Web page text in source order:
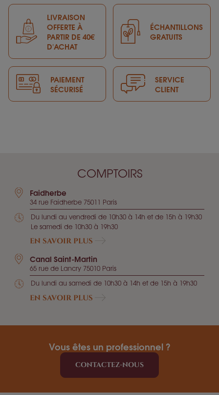
LIVRAISON
OFFERTE À
PARTIR DE 40€
D'ACHAT
ÉCHANTILLONS
GRATUITS
PAIEMENT
SÉCURISÉ
SERVICE
CLIENT
COMPTOIRS
Faidherbe
34 rue Faidherbe 75011 Paris
Du lundi au vendredi de 10h30 à 14h et de 15h à 19h30
Le samedi de 10h30 à 19h30
EN SAVOIR PLUS
Canal Saint-Martin
65 rue de Lancry 75010 Paris
Du lundi au samedi de 10h30 à 14h et de 15h à 19h30
EN SAVOIR PLUS
Vous êtes un professionnel ?
CONTACTEZ-NOUS